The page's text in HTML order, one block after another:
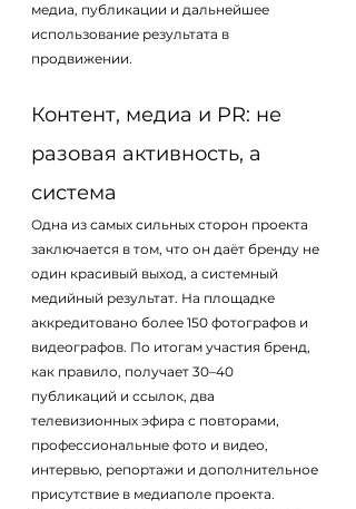
медиа, публикации и дальнейшее
использование результата в
продвижении.
Контент, медиа и PR: не
разовая активность, а
система
Одна из самых сильных сторон проекта
заключается в том, что он даёт бренду не
один красивый выход, а системный
медийный результат. На площадке
аккредитовано более 150 фотографов и
видеографов. По итогам участия бренд,
как правило, получает 30–40
публикаций и ссылок, два
телевизионных эфира с повторами,
профессиональные фото и видео,
интервью, репортажи и дополнительное
присутствие в медиаполе проекта.